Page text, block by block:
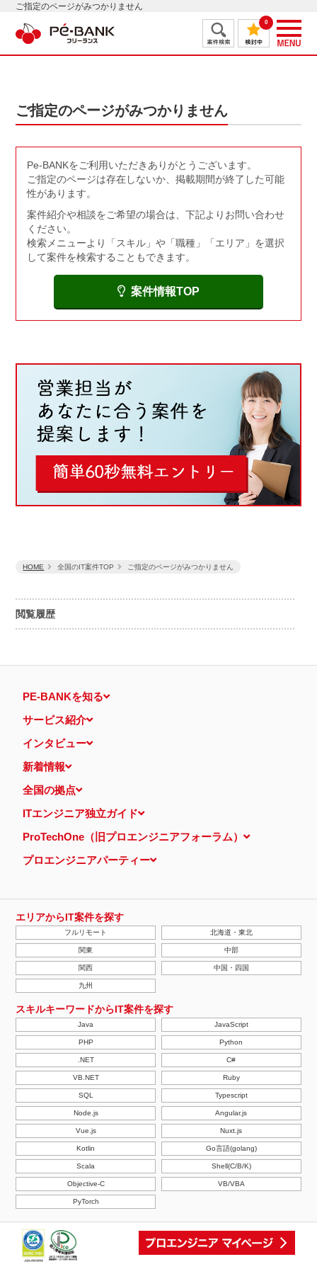
ご指定のページがみつかりません
0
閲覧履歴
HOME 全国のIT案件TOP ご指定のページがみつかりません
ご指定のページがみつかりません
Pe-BANKをご利用いただきありがとうございます。
ご指定のページは存在しないか、掲載期間が終了した可能
性があります。
案件紹介や相談をご希望の場合は、下記よりお問い合わせ
ください。
検索メニューより「スキル」や「職種」「エリア」を選択
して案件を検索することもできます。
案件情報TOP
PE-BANKを知る
サービス紹介
インタビュー
新着情報
全国の拠点
ITエンジニア独立ガイド
ProTechOne（旧プロエンジニアフォーラム）
プロエンジニアパーティー
エリアからIT案件を探す
フルリモート 北海道・東北
関東 中部
関西 中国・四国
九州
スキルキーワードからIT案件を探す
Java JavaScript
PHP Python
.NET C#
VB.NET Ruby
SQL Typescript
Node.js Angular.js
Vue.js Nuxt.js
Kotlin Go言語(golang)
Scala Shell(C/B/K)
Objective-C VB/VBA
PyTorch